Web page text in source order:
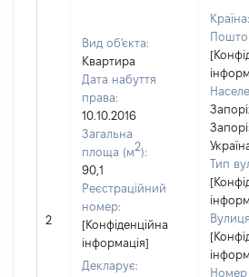
2
Вид об'єкта:
Квартира
Дата набуття
права:
10.10.2016
Загальна
площа (м2):
90,1
Реєстраційний
номер:
[Конфіденційна
інформація]
Декларує:
Країна:
Тип
Номер